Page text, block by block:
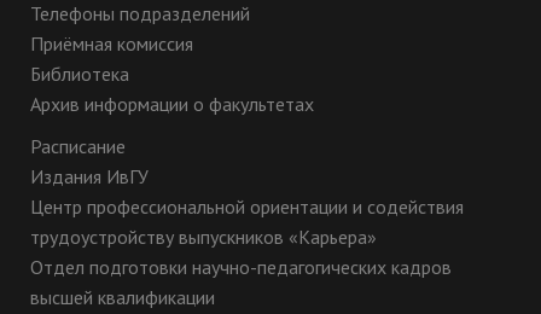
Телефоны подразделений
Приёмная комиссия
Библиотека
Архив информации о факультетах
Расписание
Издания ИвГУ
Центр профессиональной ориентации и содействия
трудоустройству выпускников «Карьера»
Отдел подготовки научно-педагогических кадров
высшей квалификации